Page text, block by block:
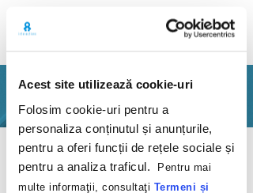
Acest site utilizează cookie-uri
Folosim cookie-uri pentru a
personaliza conținutul și anunțurile,
pentru a oferi funcții de rețele sociale și
pentru a analiza traficul.
Pentru mai
multe informaţii, consultaţi Termeni și
PORTOFOLIU
Inapoi